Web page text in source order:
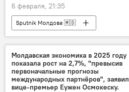
6 февраля, 21:35
Sputnik Молдова 🇲🇩
Молдавская экономика в 2025 году
показала рост на 2,7%, "превысив
первоначальные прогнозы
международных партнёров", заявил
вице-премьер Еужен Осмокеску.